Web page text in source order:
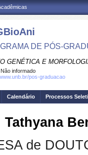
DE PÓS-
GENÉTICA E
Não informado
pos-graduacao
Calendário Processos
Tathyana
de